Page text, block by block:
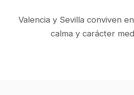
Valencia y Sevilla conviven
calma y carácter